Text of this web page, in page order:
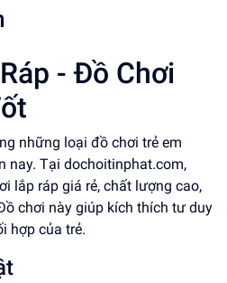
- Đồ Chơi
những loại đồ chơi trẻ em
nay. Tại dochoitinphat.com,
lắp ráp giá rẻ, chất lượng cao,
chơi này giúp kích thích tư duy
hợp của trẻ.